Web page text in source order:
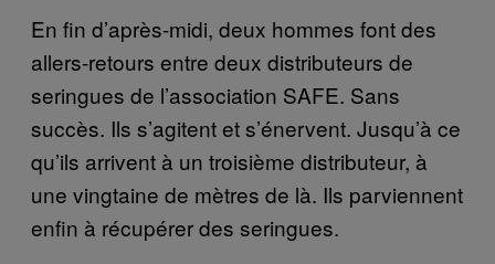
En fin d’après-midi, deux hommes font des
allers-retours entre deux distributeurs de
seringues de l’association SAFE. Sans
succès. Ils s’agitent et s’énervent. Jusqu’à ce
qu’ils arrivent à un troisième distributeur, à
une vingtaine de mètres de là. Ils parviennent
enfin à récupérer des seringues.